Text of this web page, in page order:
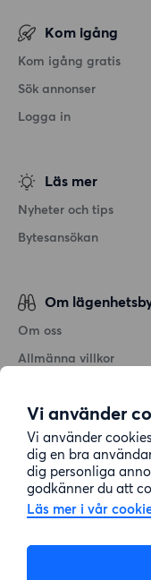
Vi använder
Vi använder
dig en bra
dig personliga
godkänner du att
Läs mer i vår
Kom igång
Kom igång gratis
Sök annonser
Logga in
Läs mer
Nyheter och tips
Bytesansökan
Om
Om oss
Allmänna villkor
Cookiepolicy
Sitemap
Kundtjänst